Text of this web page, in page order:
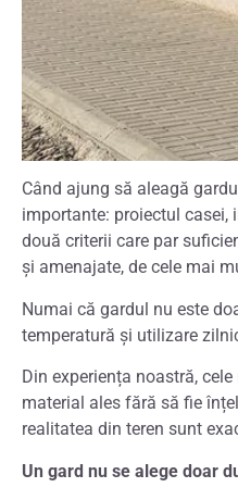
Când ajung să aleagă
importante: proiectul casei,
două criterii care par
și amenajate, de cele mai
Numai că gardul nu este
temperatură și utilizare
Din experiența noastră,
material ales fără să fie
realitatea din teren sunt
Un gard nu se alege doar